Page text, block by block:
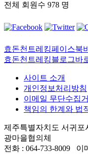
전체 회원수 978 명
효돈천트레킹페이스북
효돈천트레킹블로그바
사이트 소개
개인정보처리방침
이메일 무단수집
책임의 한계와 법
제주특별자치도 서귀포
광마을협의체
전화 : 064-733-8009 이